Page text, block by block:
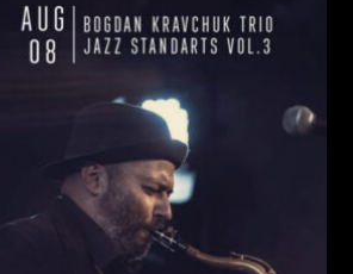
Богдан Кравчук Саксофон
Олександр Ємець (Контрабас